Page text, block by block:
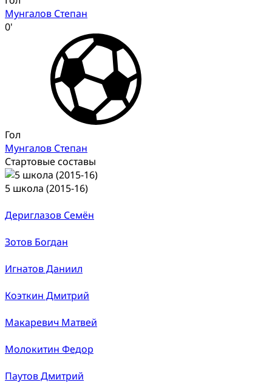
Мунгалов Степан
0'
Гол
Мунгалов Степан
Стартовые составы
5 школа (2015-16)
Дериглазов Семён
Зотов Богдан
Игнатов Даниил
Коэткин Дмитрий
Макаревич Матвей
Молокитин Федор
Паутов Дмитрий